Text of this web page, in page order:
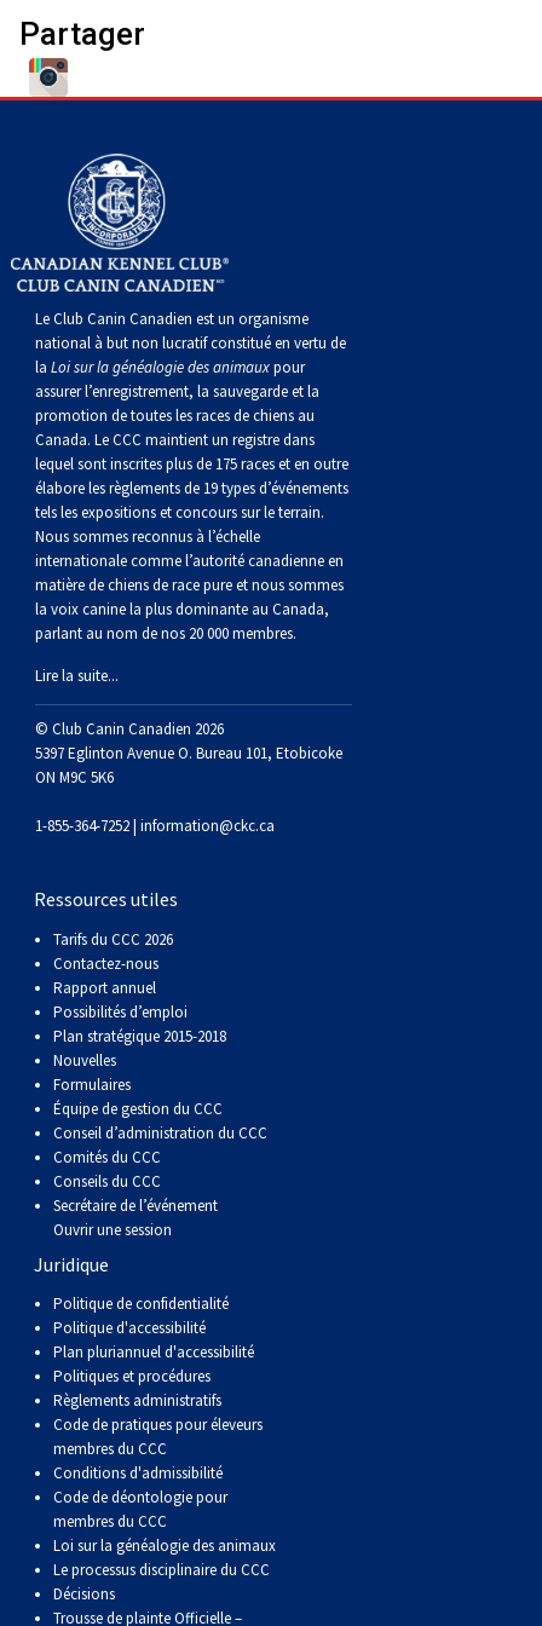
Corgi gallois (Pembroke)
Lapphund suédois
Lévrier persan
Shikoku
Whippet
Chien nu du Pérou (Perro Sin Pelo Del Peru)
Épagneul français
Épagneul d’eau irlandais
Épagneul Sussex
Épagneul springer gallois
Spinone italiano
Vizsla à poil lisse
Vizsla à poil dur
Braque de Weimar
Bull terrier du Staffordshire
Terrier gallois
Terrier blanc du West Highland
Terre-Neuve
Chien d’eau portugais
Rottweiler
Samoyède
Schnauzer (géant)
Schnauzer (standard)
Husky sibérien
Saint Bernard
Dogue du Tibet
Partager
Le Club Canin Canadien est un organisme
national à but non lucratif constitué en vertu de
la Loi sur la généalogie des animauxpour
assurer l’enregistrement, la sauvegarde et la
promotion de toutes les races de chiens au
Canada. Le CCC maintient un registre dans
lequel sont inscrites plus de 175 races et en outre
élabore les règlements de 19 types d’événements
tels les expositions et concours sur le terrain.
Nous sommes reconnus à l’échelle
internationale comme l’autorité canadienne en
matière de chiens de race pure et nous sommes
la voix canine la plus dominante au Canada,
parlant au nom de nos 20 000 membres.
Lire la suite...
© Club Canin Canadien 2026
5397 Eglinton Avenue O. Bureau 101, Etobicoke
ON M9C 5K6
1-855-364-7252 | information@ckc.ca
Ressources utiles
Tarifs du CCC 2026
Contactez-nous
Rapport annuel
Possibilités d’emploi
Plan stratégique 2015-2018
Nouvelles
Formulaires
Équipe de gestion du CCC
Conseil d’administration du CCC
Comités du CCC
Conseils du CCC
Secrétaire de l’événement
Ouvrir une session
Juridique
Politique de confidentialité
Politique d'accessibilité
Plan pluriannuel d'accessibilité
Politiques et procédures
Règlements administratifs
Code de pratiques pour éleveurs
membres du CCC
Conditions d'admissibilité
Code de déontologie pour
membres du CCC
Loi sur la généalogie des animaux
Le processus disciplinaire du CCC
Décisions
Trousse de plainte Officielle –